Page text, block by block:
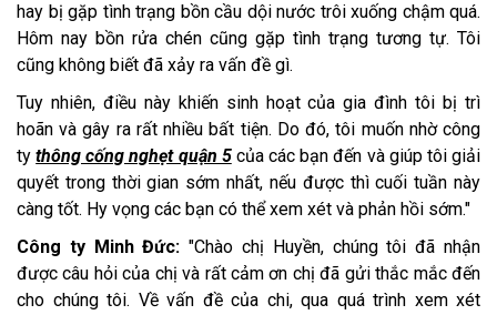
hay bị gặp tình trạng bồn cầu dội nước trôi xuống chậm quá.
Hôm nay bồn rửa chén cũng gặp tình trạng tương tự. Tôi
cũng không biết đã xảy ra vấn đề gì.
Tuy nhiên, điều này khiến sinh hoạt của gia đình tôi bị trì
hoãn và gây ra rất nhiều bất tiện. Do đó, tôi muốn nhờ công
tythông cống nghẹt quận 5của các bạn đến và giúp tôi giải
quyết trong thời gian sớm nhất, nếu được thì cuối tuần này
càng tốt. Hy vọng các bạn có thể xem xét và phản hồi sớm."
Công ty Minh Đức: "Chào chị Huyền, chúng tôi đã nhận
được câu hỏi của chị và rất cảm ơn chị đã gửi thắc mắc đến
cho chúng tôi. Về vấn đề của chi, qua quá trình xem xét